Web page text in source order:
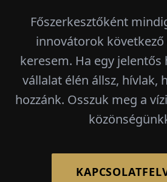
Főszerkesztőként
innovátorok
keresem. Ha egy
vállalat élén állsz, hívlak,
hozzánk. Osszuk meg a